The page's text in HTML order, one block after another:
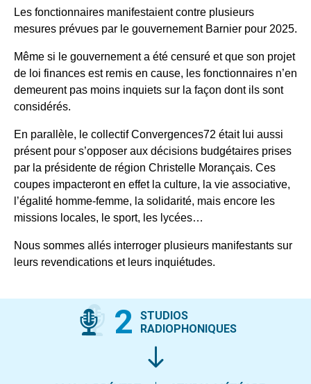
Les fonctionnaires manifestaient contre plusieurs
mesures prévues par le gouvernement Barnier pour 2025.
Même si le gouvernement a été censuré et que son projet
de loi finances est remis en cause, les fonctionnaires n’en
demeurent pas moins inquiets sur la façon dont ils sont
considérés.
En parallèle, le collectif Convergences72 était lui aussi
présent pour s’opposer aux décisions budgétaires prises
par la présidente de région Christelle Morançais. Ces
coupes impacteront en effet la culture, la vie associative,
l’égalité homme-femme, la solidarité, mais encore les
missions locales, le sport, les lycées…
Nous sommes allés interroger plusieurs manifestants sur
leurs revendications et leurs inquiétudes.
2
STUDIOS
RADIOPHONIQUES